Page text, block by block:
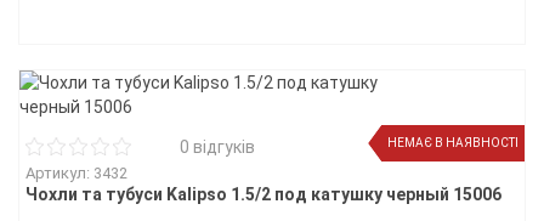
НЕМАЄ В НАЯВНОСТІ
0 відгуків
Артикул: 3432
Чохли та тубуси Kalipso 1.5/2 под катушку черный 15006